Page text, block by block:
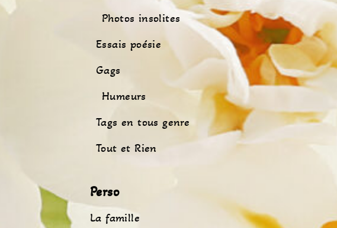
Photos insolites
Essais poésie
Gags
Humeurs
Tags en tous genre
Tout et Rien
Perso
La famille